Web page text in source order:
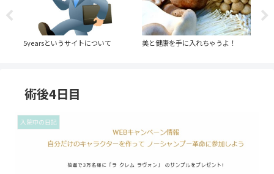
5yearsというサイトについて 美と健康を手に入れちゃうよ！
術後4日目
入院中の日記